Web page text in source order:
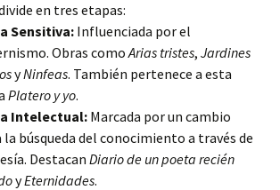
en tres etapas:
Sensitiva: Influenciada por el
Obras comoArias tristes, Jardines
yNinfeas. También pertenece a esta
Platero y yo.
Intelectual: Marcada por un cambio
la búsqueda del conocimiento a través de
Destacan Diario de un poeta recién
yEternidades.